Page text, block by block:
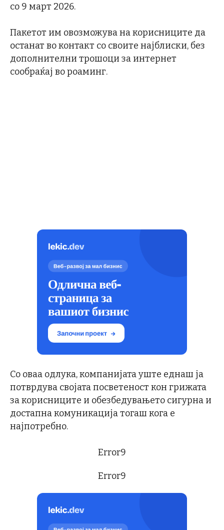
со 9 март 2026.
Пакетот им овозможува на корисниците да
останат во контакт со своите најблиски, без
дополнителни трошоци за интернет
сообраќај во роаминг.
Со оваа одлука, компанијата уште еднаш ја
потврдува својата посветеност кон грижата
за корисниците и обезбедувањето сигурна и
достапна комуникација тогаш кога е
најпотребно.
Error9
Error9